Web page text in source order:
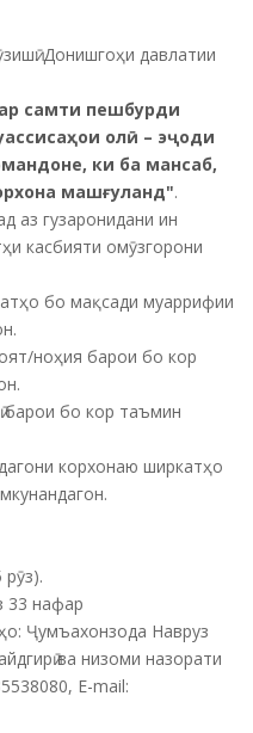
Донишгоҳи давлатии
самти пешбурди
олӣ – эҷоди
ки ба мансаб,
машғуланд".
аз гузаронидани ин
касбияти омӯзгорони
бо мақсади муаррифии
ноҳия барои бо кор
барои бо кор таъмин
корхонаю ширкатҳо
33 нафар
Ҷумъахонзода Навруз
ва низоми назорати
E-mail: